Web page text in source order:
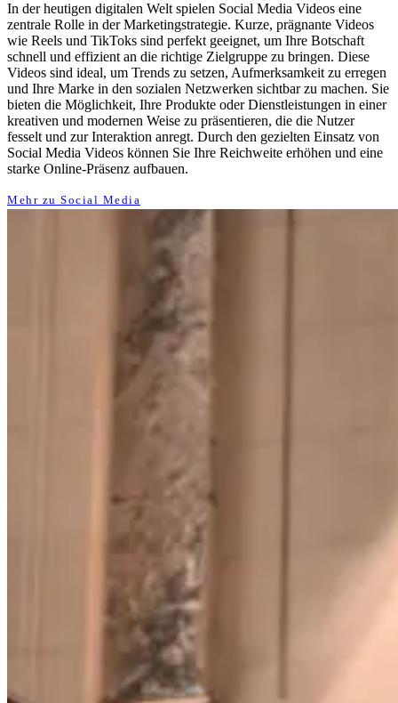
In der heutigen digitalen Welt spielen Social Media Videos eine
zentrale Rolle in der Marketingstrategie. Kurze, prägnante Videos
wie Reels und TikToks sind perfekt geeignet, um Ihre Botschaft
schnell und effizient an die richtige Zielgruppe zu bringen. Diese
Videos sind ideal, um Trends zu setzen, Aufmerksamkeit zu erregen
und Ihre Marke in den sozialen Netzwerken sichtbar zu machen. Sie
bieten die Möglichkeit, Ihre Produkte oder Dienstleistungen in einer
kreativen und modernen Weise zu präsentieren, die die Nutzer
fesselt und zur Interaktion anregt. Durch den gezielten Einsatz von
Social Media Videos können Sie Ihre Reichweite erhöhen und eine
starke Online-Präsenz aufbauen.
Mehr zu Social Media